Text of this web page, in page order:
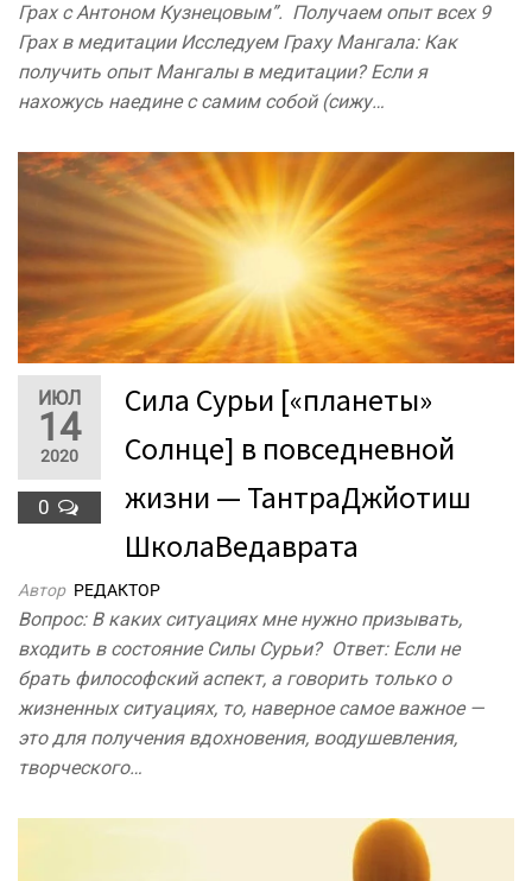
Грах с Антоном Кузнецовым”. Получаем опыт всех 9
Грах в медитации Исследуем Граху Мангала: Как
получить опыт Мангалы в медитации? Если я
нахожусь наедине с самим собой (сижу…
ИЮЛ
14
2020
0
Сила Сурьи [«планеты»
Солнце] в повседневной
жизни — ТантраДжйотиш
ШколаВедаврата
Автор РЕДАКТОР
Вопрос: В каких ситуациях мне нужно призывать,
входить в состояние Силы Сурьи? Ответ: Если не
брать философский аспект, а говорить только о
жизненных ситуациях, то, наверное самое важное —
это для получения вдохновения, воодушевления,
творческого…